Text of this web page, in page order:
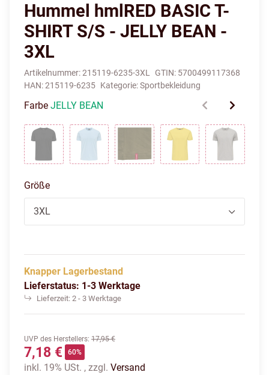
Hummel hmlRED BASIC T-
SHIRT S/S - JELLY BEAN -
3XL
Artikelnummer:215119-6235-3XL GTIN: 5700499117368
HAN:215119-6235 Kategorie:Sportbekleidung
Farbe JELLY BEAN
Größe
3XL
Knapper Lagerbestand
Lieferstatus: 1-3 Werktage
Lieferzeit: 2 - 3 Werktage
UVP des Herstellers: 17,95 €
7,18 € 60%
inkl. 19% USt. , zzgl. Versand